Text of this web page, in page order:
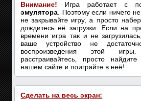
Внимание! Игра работает с
эмулятора . Поэтому если ничего
не закрывайте игру, а просто
дождитесь её загрузки. Если на
времени игра так и не
ваше устройство не
воспроизведения этой
расстраивайтесь, просто
нашем сайте и поиграйте в неё!
Сделать на весь экран: